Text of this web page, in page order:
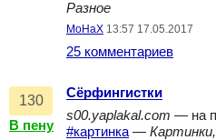
Разное
MoHaX 13:57 17.05.2017
25 комментариев
130
В пену
Сёрфингистки
s00.yaplakal.com — на
#картинка —